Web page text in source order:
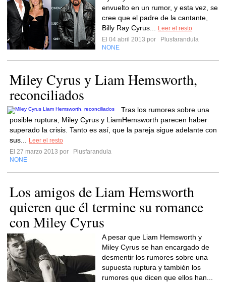
envuelto en un rumor, y esta vez, se
cree que el padre de la cantante,
Billy Ray Cyrus...
Leer el resto
El 04 abril 2013 por
Plusfarandula
NONE
Miley Cyrus y Liam Hemsworth,
reconciliados
Tras los rumores sobre una
posible ruptura, Miley Cyrus y LiamHemsworth parecen haber
superado la crisis. Tanto es así, que la pareja sigue adelante con
sus...
Leer el resto
El 27 marzo 2013 por
Plusfarandula
NONE
Los amigos de Liam Hemsworth
quieren que él termine su romance
con Miley Cyrus
A pesar que Liam Hemsworth y
Miley Cyrus se han encargado de
desmentir los rumores sobre una
supuesta ruptura y también los
rumores que dicen que ellos han...